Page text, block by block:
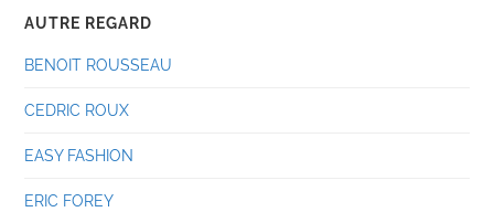
AUTRE REGARD
BENOIT ROUSSEAU
CEDRIC ROUX
EASY FASHION
ERIC FOREY